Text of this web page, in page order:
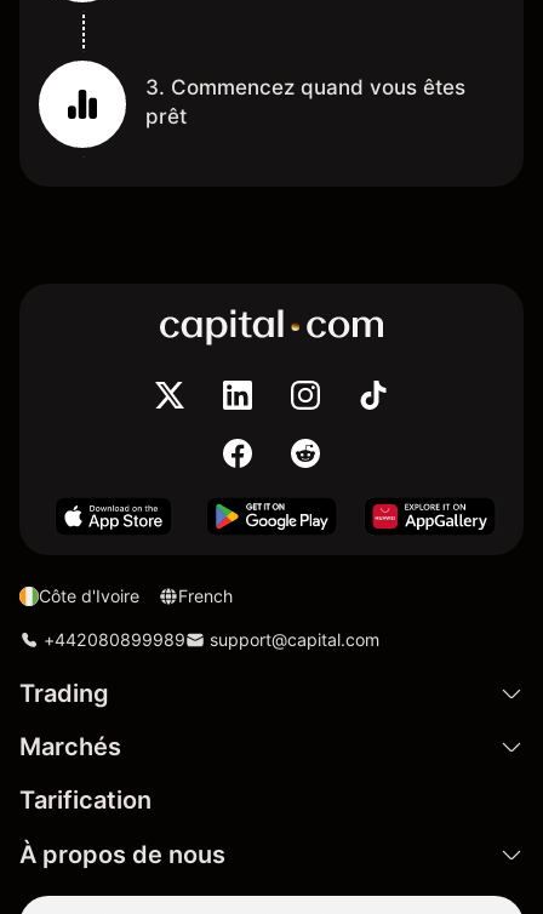
3. Commencez quand vous êtes
prêt
Côte d'Ivoire French
+442080899989 support@capital.com
Trading
Marchés
Tarification
À propos de nous